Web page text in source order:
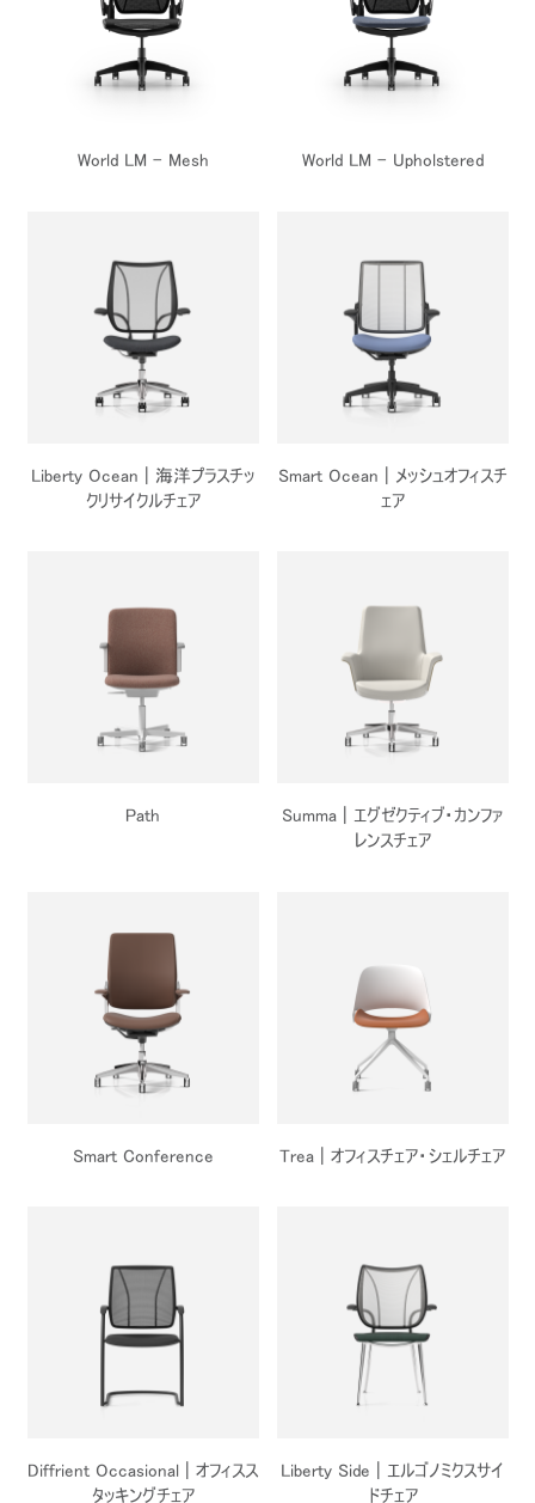
パスワードを忘れた
Region
アカウント作成
登録
リファレンスコード
World LM - Mesh World LM - Upholstered
Liberty Ocean | 海洋プラスチッ
クリサイクルチェア
Smart Ocean | メッシュオフィスチ
ェア
Path
Summa | エグゼクティブ・カンファ
レンスチェア
Smart Conference Trea | オフィスチェア・シェルチェア
Diffrient Occasional | オフィスス
タッキングチェア
Liberty Side | エルゴノミクスサイ
ドチェア